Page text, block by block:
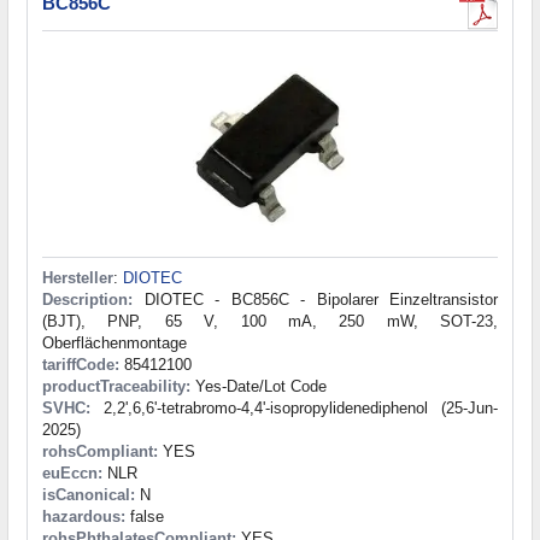
Hersteller: DIOTEC
Description: DIOTEC - BC856C - Bipolarer Einzeltransistor
(BJT), PNP, 65 V, 100 mA, 250 mW, SOT-23,
Oberflächenmontage
tariffCode: 85412100
productTraceability: Yes-Date/Lot Code
SVHC: 2,2',6,6'-tetrabromo-4,4'-isopropylidenediphenol (25-Jun-
2025)
rohsCompliant: YES
euEccn: NLR
isCanonical: N
hazardous: false